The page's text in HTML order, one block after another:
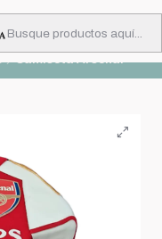
Camiseta Arsenal